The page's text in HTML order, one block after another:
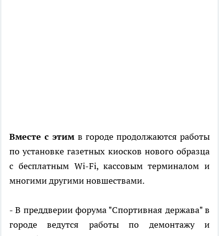
Вместе с этим в городе продолжаются работы
по установке газетных киосков нового образца
с бесплатным Wi-Fi, кассовым терминалом и
многими другими новшествами.
- В преддверии форума "Спортивная держава" в
городе ведутся работы по демонтажу и